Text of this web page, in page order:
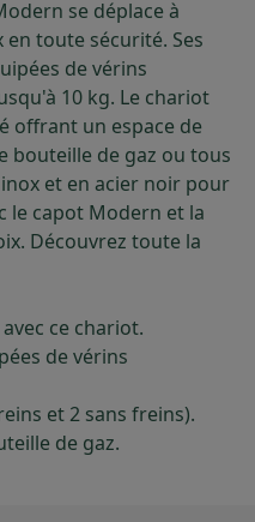
se déplace à
toute sécurité. Ses
de vérins
10 kg. Le chariot
offrant un espace de
bouteille de gaz ou tous
et en acier noir pour
le capot Modern et la
Découvrez toute la
ce chariot.
de vérins
et 2 sans freins).
de gaz.